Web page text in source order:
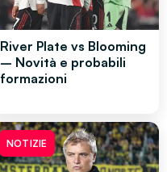
River Plate vs Blooming
– Novità e probabili
formazioni
NOTIZIE